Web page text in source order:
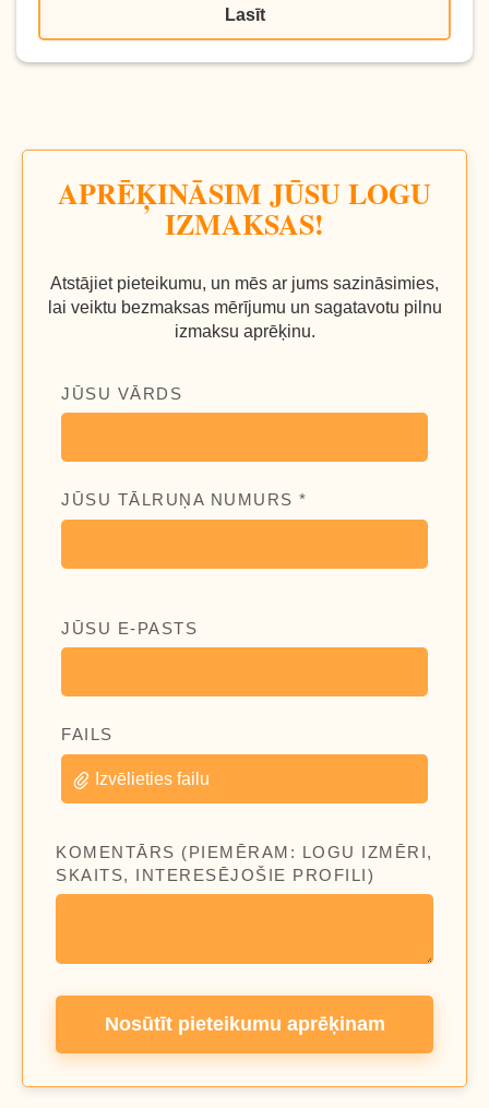
Lasīt
APRĒĶINĀSIM JŪSU LOGU
IZMAKSAS!
Atstājiet pieteikumu, un mēs ar jums sazināsimies,
lai veiktu bezmaksas mērījumu un sagatavotu pilnu
izmaksu aprēķinu.
JŪSU VĀRDS
JŪSU TĀLRUŅA NUMURS *
JŪSU E-PASTS
FAILS
Izvēlieties failu
KOMENTĀRS (PIEMĒRAM: LOGU IZMĒRI,
SKAITS, INTERESĒJOŠIE PROFILI)
Nosūtīt pieteikumu aprēķinam